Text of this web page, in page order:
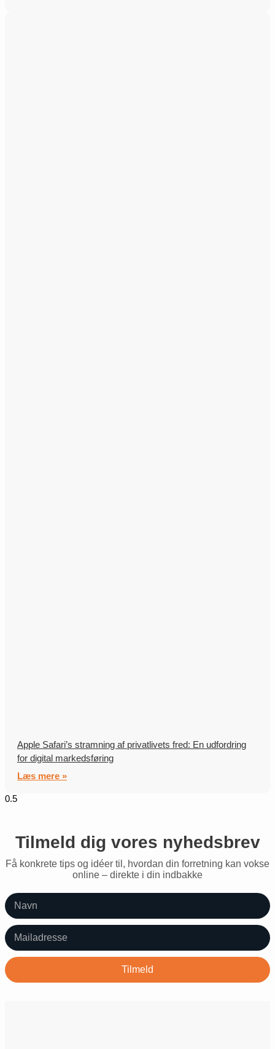
Apple Safari’s stramning af privatlivets fred: En udfordring
for digital markedsføring
Læs mere »
Tilmeld dig vores nyhedsbrev
Få konkrete tips og idéer til, hvordan din forretning kan vokse
online – direkte i din indbakke